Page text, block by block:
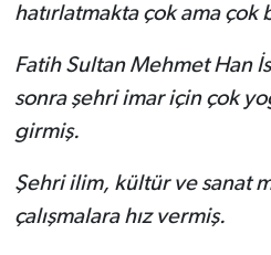
hatırlatmakta çok ama çok
Fatih Sultan Mehmet Han
sonra şehri imar için çok
girmiş.
Şehri ilim, kültür ve sanat
çalışmalara hız vermiş.